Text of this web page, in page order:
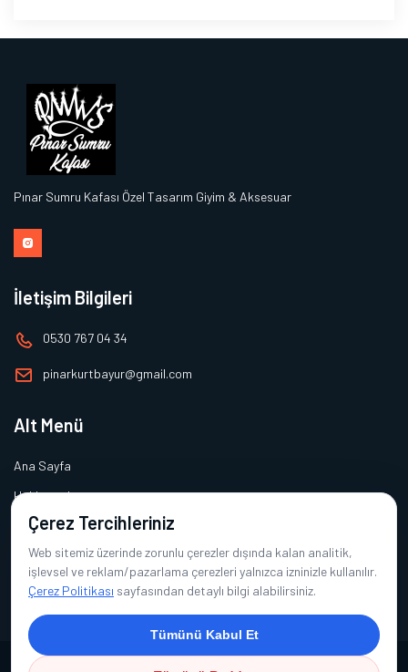
Pınar Sumru Kafası Özel Tasarım Giyim & Aksesuar
İletişim Bilgileri
0530 767 04 34
pinarkurtbayur@gmail.com
Alt Menü
Ana Sayfa
Hakkımızda
Ürünlerimiz
Referanslarımız
İletişim
Çerez Tercihleriniz
Web sitemiz üzerinde zorunlu çerezler dışında kalan analitik,
işlevsel ve reklam/pazarlama çerezleri yalnızca izninizle kullanılır.
Çerez Politikası sayfasından detaylı bilgi alabilirsiniz.
Tümünü Kabul Et